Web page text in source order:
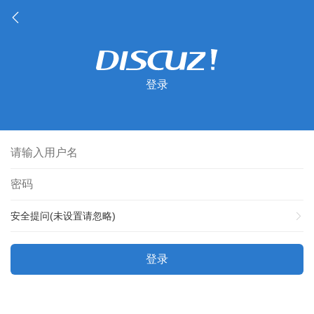
登录
安全提问(未设置请忽略)
登录